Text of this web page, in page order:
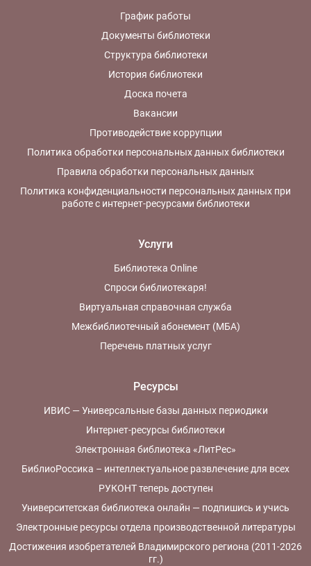
График работы
Документы библиотеки
Структура библиотеки
История библиотеки
Доска почета
Вакансии
Противодействие коррупции
Политика обработки персональных данных библиотеки
Правила обработки персональных данных
Политика конфиденциальности персональных данных при
работе с интернет-ресурсами библиотеки
Услуги
Библиотека Online
Спроси библиотекаря!
Виртуальная справочная служба
Межбиблиотечный абонемент (МБА)
Перечень платных услуг
Ресурсы
ИВИС — Универсальные базы данных периодики
Интернет-ресурсы библиотеки
Электронная библиотека «ЛитРес»
БиблиоРоссика – интеллектуальное развлечение для всех
РУКОНТ теперь доступен
Университетская библиотека онлайн — подпишись и учись
Электронные ресурсы отдела производственной литературы
Достижения изобретателей Владимирского региона (2011-2026
гг.)